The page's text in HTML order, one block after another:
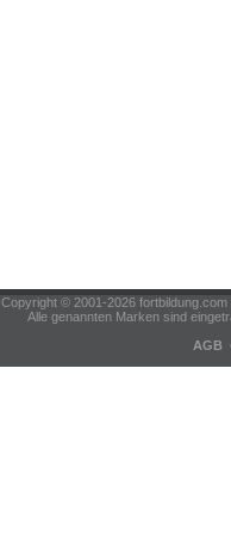
Copyright © 2001-2026
Alle genannten Marken sind
AGB